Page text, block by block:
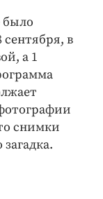
было
в
а 1
снимки